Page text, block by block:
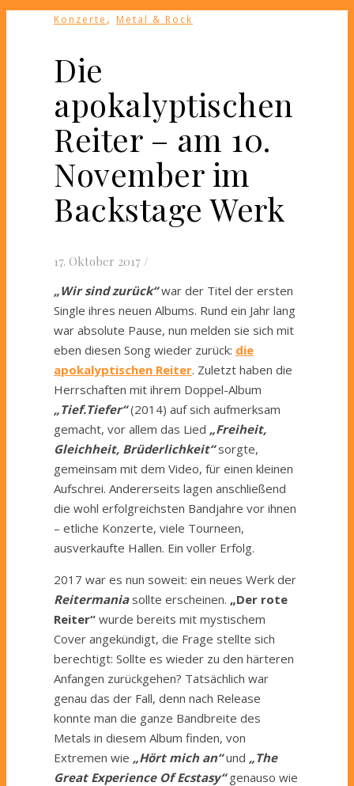
Konzerte , Metal & Rock
Die
apokalyptischen
Reiter – am 10.
November im
Backstage Werk
17. Oktober 2017 /
„Wir sind zurück“war der Titel der ersten
Single ihres neuen Albums. Rund ein Jahr lang
war absolute Pause, nun melden sie sich mit
eben diesen Song wieder zurück: die
apokalyptischen Reiter. Zuletzt haben die
Herrschaften mit ihrem Doppel-Album
„Tief.Tiefer“(2014) auf sich aufmerksam
gemacht, vor allem das Lied „Freiheit,
Gleichheit, Brüderlichkeit“sorgte,
gemeinsam mit dem Video, für einen kleinen
Aufschrei. Andererseits lagen anschließend
die wohl erfolgreichsten Bandjahre vor ihnen
– etliche Konzerte, viele Tourneen,
ausverkaufte Hallen. Ein voller Erfolg.
2017 war es nun soweit: ein neues Werk der
Reitermaniasollte erscheinen. „Der rote
Reiter“ wurde bereits mit mystischem
Cover angekündigt, die Frage stellte sich
berechtigt: Sollte es wieder zu den härteren
Anfangen zurückgehen? Tatsächlich war
genau das der Fall, denn nach Release
konnte man die ganze Bandbreite des
Metals in diesem Album finden, von
Extremen wie „Hört mich an“und „The
Great Experience Of Ecstasy“genauso wie